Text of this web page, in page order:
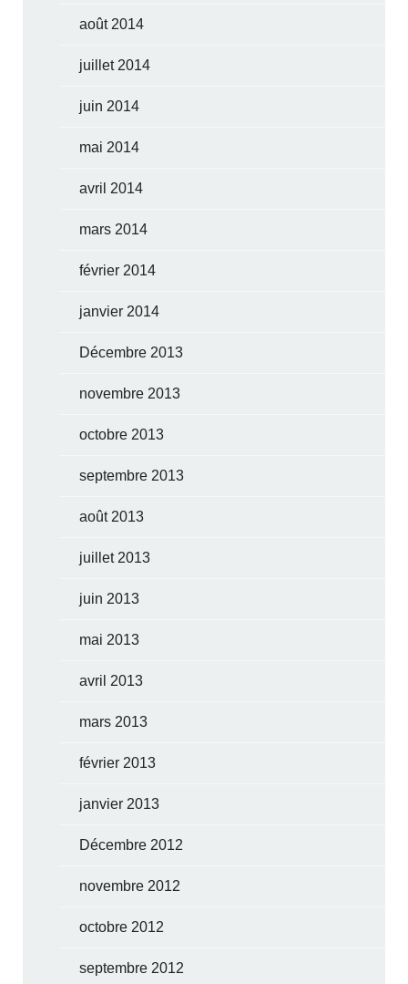
août 2014
juillet 2014
juin 2014
mai 2014
avril 2014
mars 2014
février 2014
janvier 2014
Décembre 2013
novembre 2013
octobre 2013
septembre 2013
août 2013
juillet 2013
juin 2013
mai 2013
avril 2013
mars 2013
février 2013
janvier 2013
Décembre 2012
novembre 2012
octobre 2012
septembre 2012